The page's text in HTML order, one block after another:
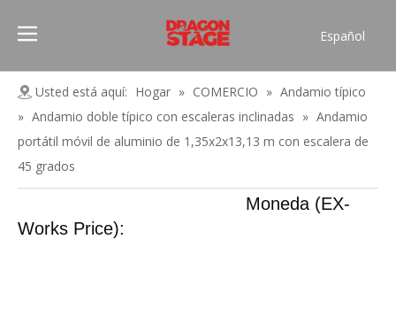
Español
Pусский
Français
العربية
English
Usted está aquí: Hogar » COMERCIO » Andamio típico
» Andamio doble típico con escaleras inclinadas » Andamio
portátil móvil de aluminio de 1,35x2x13,13 m con escalera de
45 grados
Moneda (EX-
Works Price):